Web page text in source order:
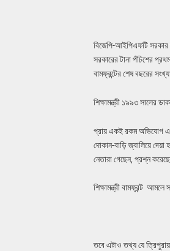
বিজেপি-আইপিএফটি সরকার
সরকারের টানা পঁচিশের
বামফ্রন্টের শেষ বছরের
শিক্ষামন্ত্রী ১৯৯৩ সালের
প্রায় একই রকম অভিযোগ
দোকান-বাড়ি জ্বালিয়ে
নেতারা গেছেন, প্রশ্ন
শিক্ষামন্ত্রী বামফ্রন্ট
তবে এটাও তথ্য যে